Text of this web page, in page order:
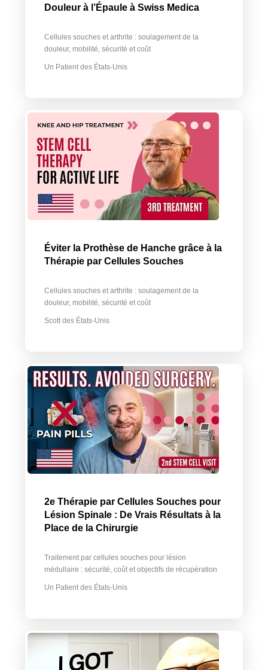
Douleur à l’Épaule à Swiss Medica
Cellules souches et arthrite : soulagement de la
douleur, mobilité, sécurité et coût
Un Patient des États-Unis
Éviter la Prothèse de Hanche grâce à la
Thérapie par Cellules Souches
Cellules souches et arthrite : soulagement de la
douleur, mobilité, sécurité et coût
Scott des États-Unis
2e Thérapie par Cellules Souches pour
Lésion Spinale : De Vrais Résultats à la
Place de la Chirurgie
Traitement par cellules souches pour lésion
médullaire : sécurité, coût et objectifs de récupération
Un Patient des États-Unis